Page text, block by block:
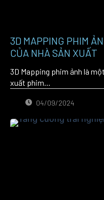
3D MAPPING PHIM
CỦA NHÀ SẢN XUẤT
3D Mapping phim ảnh là
xuất phim…
04/09/2024